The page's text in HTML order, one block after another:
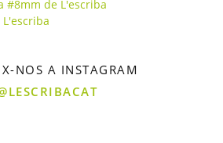
NOS A INSTAGRAM